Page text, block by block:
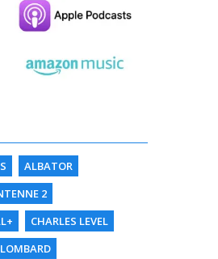
ALBATOR
2
CHARLES LEVEL